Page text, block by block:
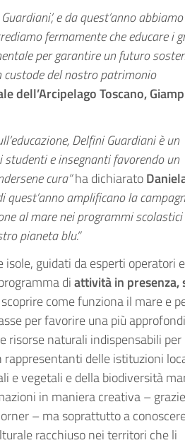
e da quest’anno abbiamo
fermamente che educare i
per garantire un futuro
custode del nostro patrimonio
dell’Arcipelago Toscano,
Delfini Guardiani è un
e insegnanti favorendo un
cura”ha dichiarato
quest’anno amplificano la
al mare nei programmi
pianeta blu.”
guidati da esperti operatori e
diattività in presenza,
come funziona il mare e
per favorire una più
risorse naturali indispensabili per
delle istituzioni
e vegetali e della biodiversità
in maniera creativa – grazie
– ma soprattutto a
racchiuso nei territori che li